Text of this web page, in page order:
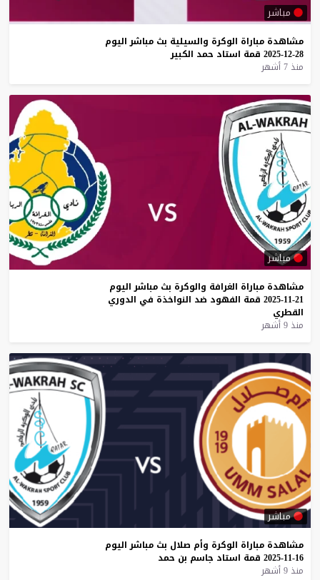
مباشر
مشاهدة مباراة الوكرة والسيلية بث مباشر اليوم
28-12-2025
قمة استاد حمد الكبير
منذ 7 أشهر
مباشر
مشاهدة مباراة الغرافة والوكرة بث مباشر اليوم
21-11-2025
قمة الفهود ضد النواخذة في الدوري
القطري
منذ 9 أشهر
مباشر
مشاهدة مباراة الوكرة وأم صلال بث مباشر اليوم
16-11-2025
قمة استاد جاسم بن حمد
منذ 9 أشهر